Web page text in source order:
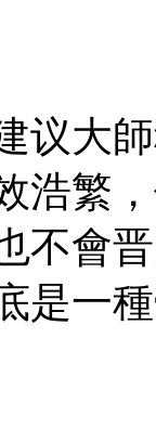
议大
浩繁
不會
是一